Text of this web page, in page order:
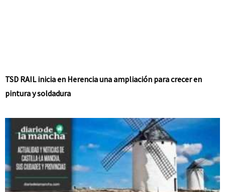
TSD RAIL inicia en Herencia una ampliación para crecer en
pintura y soldadura